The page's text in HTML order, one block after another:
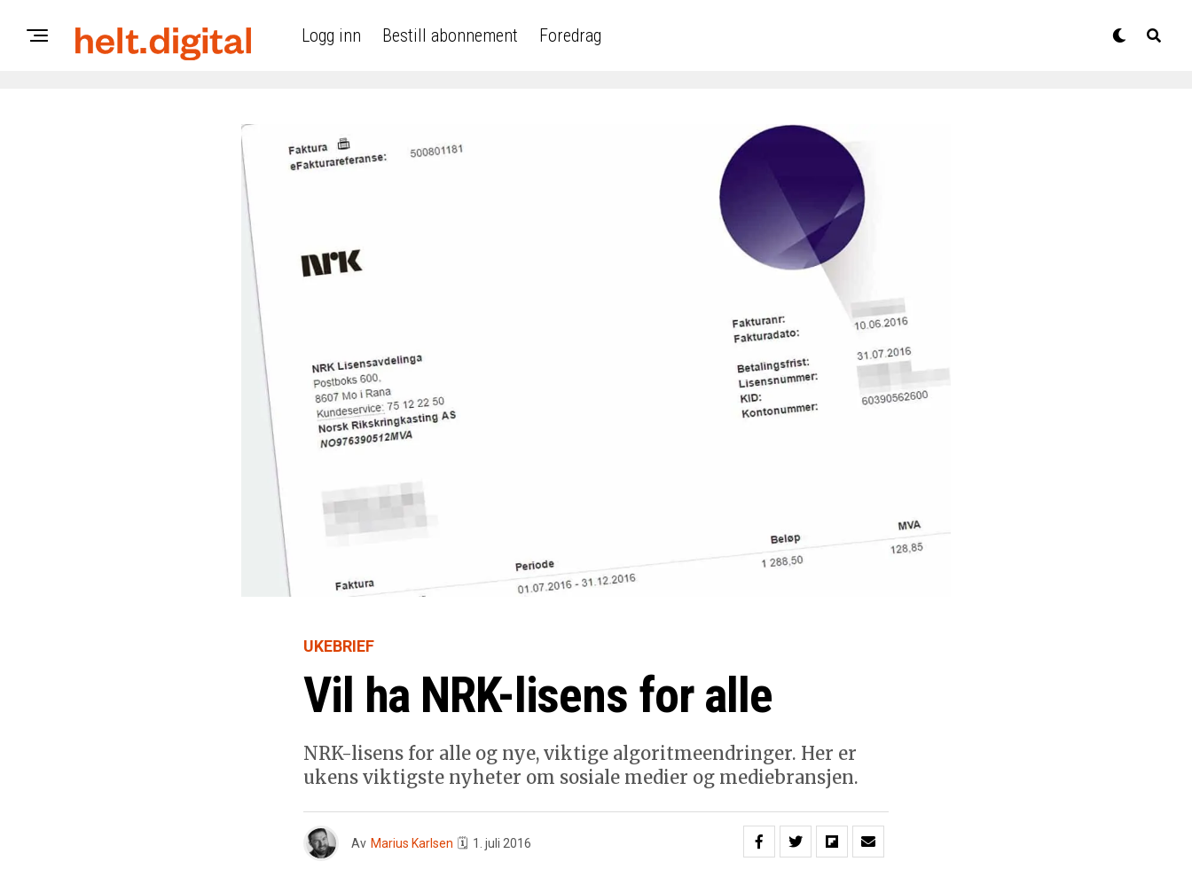
Logg inn Bestill abonnement Foredrag
UKEBRIEF
Vil ha NRK-lisens for alle
NRK-lisens for alle og nye, viktige algoritmeendringer. Her er
ukens viktigste nyheter om sosiale medier og mediebransjen.
Av Marius Karlsen 🗓 1. juli 2016